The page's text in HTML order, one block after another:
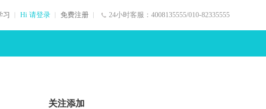
24小时客服：4008135555/010-82335555
习 Hi 请登录 免费注册
关注添加